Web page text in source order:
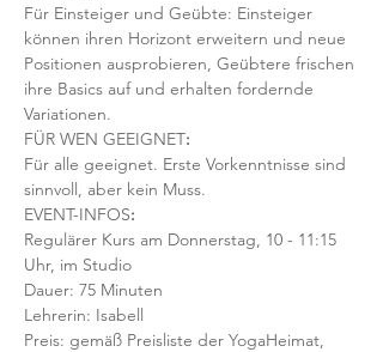
Für Einsteiger und Geübte: Einsteiger
können ihren Horizont erweitern und neue
Positionen ausprobieren, Geübtere frischen
ihre Basics auf und erhalten fordernde
Variationen.
FÜR WEN GEEIGNET:
Für alle geeignet. Erste Vorkenntnisse sind
sinnvoll, aber kein Muss.
EVENT-INFOS:
Regulärer Kurs am Donnerstag, 10 - 11:15
Uhr, im Studio
Dauer: 75 Minuten
Lehrerin: Isabell
Preis: gemäß Preisliste der YogaHeimat,